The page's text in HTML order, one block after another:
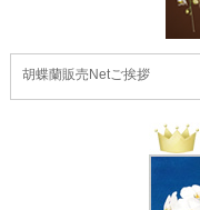
胡蝶蘭販売Netご挨拶